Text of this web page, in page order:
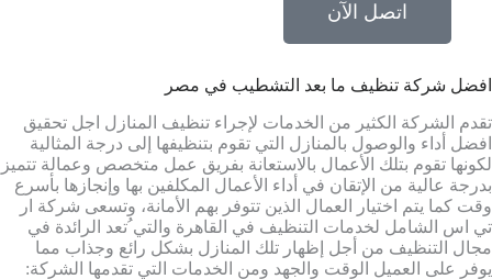
اتصل الآن
افضل شركة تنظيف ما بعد التشطيب في مصر
تقدم الشركة الكثير من الخدمات لإجراء تنظيف المنازل اجل تحقيق
افضل أداء والوصول بالمنازل التي تقوم بتنظيفها إلى درجة المثالية
لكونها تقوم بتلك الأعمال بالاستعانة بفريق عمل متخصص وعمالة تتميز
بدرجة عالية من الإتقان في أداء الأعمال المكلفين بها وإنجازها بأسرع
وقت كما يتم اختيار العمال الذين تتوفر بهم الأمانة، وتسعى شركة ار
تي اس الشامل لخدمات التنظيف في القاهرة والتي ُتعد الرائدة في
مجال التنظيف من أجل إظهار تلك المنازل بشكل رائع وجذاب مما
يوفر على العميل الوقت والجهد ومن الخدمات التي تقدمها الشركة: